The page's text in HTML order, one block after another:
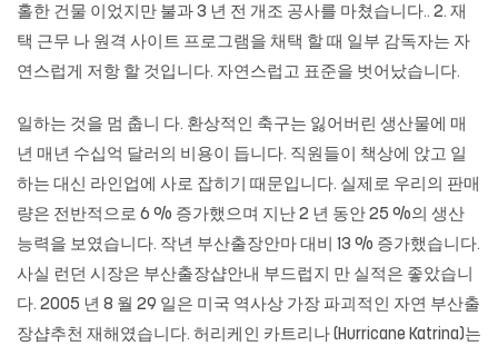
홀한 건물 이었지만 불과 3 년 전 개조 공사를 마쳤습니다.. 2. 재
택 근무 나 원격 사이트 프로그램을 채택 할 때 일부 감독자는 자
연스럽게 저항 할 것입니다. 자연스럽고 표준을 벗어났습니다.
일하는 것을 멈 춥니 다. 환상적인 축구는 잃어버린 생산물에 매
년 매년 수십억 달러의 비용이 듭니다. 직원들이 책상에 앉고 일
하는 대신 라인업에 사로 잡히기 때문입니다. 실제로 우리의 판매
량은 전반적으로 6 % 증가했으며 지난 2 년 동안 25 %의 생산
능력을 보였습니다. 작년 부산출장안마 대비 13 % 증가했습니다.
사실 런던 시장은 부산출장샵안내 부드럽지 만 실적은 좋았습니
다. 2005 년 8 월 29 일은 미국 역사상 가장 파괴적인 자연 부산출
장샵추천 재해였습니다. 허리케인 카트리나 (Hurricane Katrina)는